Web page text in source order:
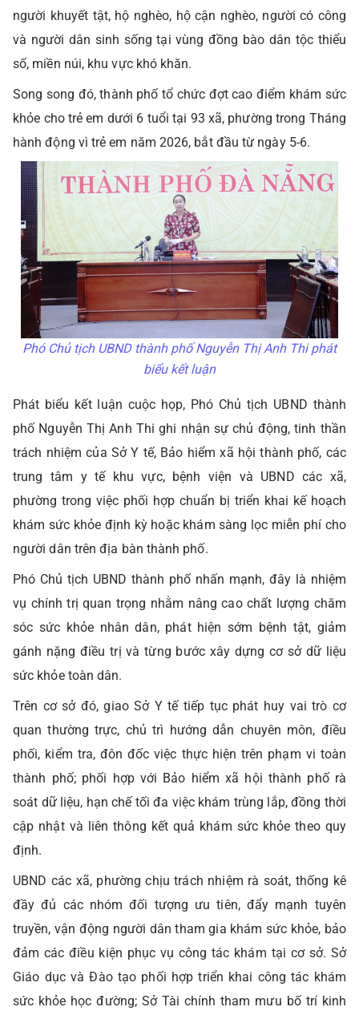
người khuyết tật, hộ nghèo, hộ cận nghèo, người có công
và người dân sinh sống tại vùng đồng bào dân tộc thiểu
số, miền núi, khu vực khó khăn.
Song song đó, thành phố tổ chức đợt cao điểm khám sức
khỏe cho trẻ em dưới 6 tuổi tại 93 xã, phường trong Tháng
hành động vì trẻ em năm 2026, bắt đầu từ ngày 5-6.
Phó Chủ tịch UBND thành phố Nguyễn Thị Anh Thi phát
biểu kết luận
Phát biểu kết luận cuộc họp, Phó Chủ tịch UBND thành
phố Nguyễn Thị Anh Thi ghi nhận sự chủ động, tinh thần
trách nhiệm của Sở Y tế, Bảo hiểm xã hội thành phố, các
trung tâm y tế khu vực, bệnh viện và UBND các xã,
phường trong việc phối hợp chuẩn bị triển khai kế hoạch
khám sức khỏe định kỳ hoặc khám sàng lọc miễn phí cho
người dân trên địa bàn thành phố.
Phó Chủ tịch UBND thành phố nhấn mạnh, đây là nhiệm
vụ chính trị quan trọng nhằm nâng cao chất lượng chăm
sóc sức khỏe nhân dân, phát hiện sớm bệnh tật, giảm
gánh nặng điều trị và từng bước xây dựng cơ sở dữ liệu
sức khỏe toàn dân.
Trên cơ sở đó, giao Sở Y tế tiếp tục phát huy vai trò cơ
quan thường trực, chủ trì hướng dẫn chuyên môn, điều
phối, kiểm tra, đôn đốc việc thực hiện trên phạm vi toàn
thành phố; phối hợp với Bảo hiểm xã hội thành phố rà
soát dữ liệu, hạn chế tối đa việc khám trùng lắp, đồng thời
cập nhật và liên thông kết quả khám sức khỏe theo quy
định.
UBND các xã, phường chịu trách nhiệm rà soát, thống kê
đầy đủ các nhóm đối tượng ưu tiên, đẩy mạnh tuyên
truyền, vận động người dân tham gia khám sức khỏe, bảo
đảm các điều kiện phục vụ công tác khám tại cơ sở. Sở
Giáo dục và Đào tạo phối hợp triển khai công tác khám
sức khỏe học đường; Sở Tài chính tham mưu bố trí kinh